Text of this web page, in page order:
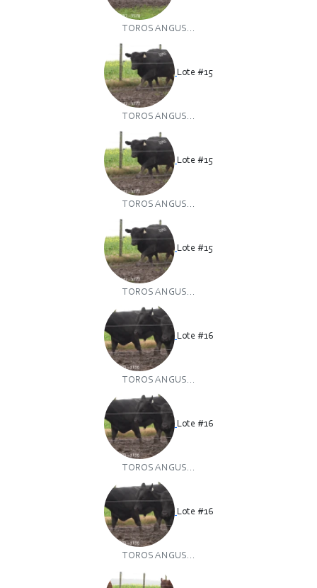
TOROS ANGUS...
Lote #15
TOROS ANGUS...
Lote #15
TOROS ANGUS...
Lote #15
TOROS ANGUS...
Lote #16
TOROS ANGUS...
Lote #16
TOROS ANGUS...
Lote #16
TOROS ANGUS...